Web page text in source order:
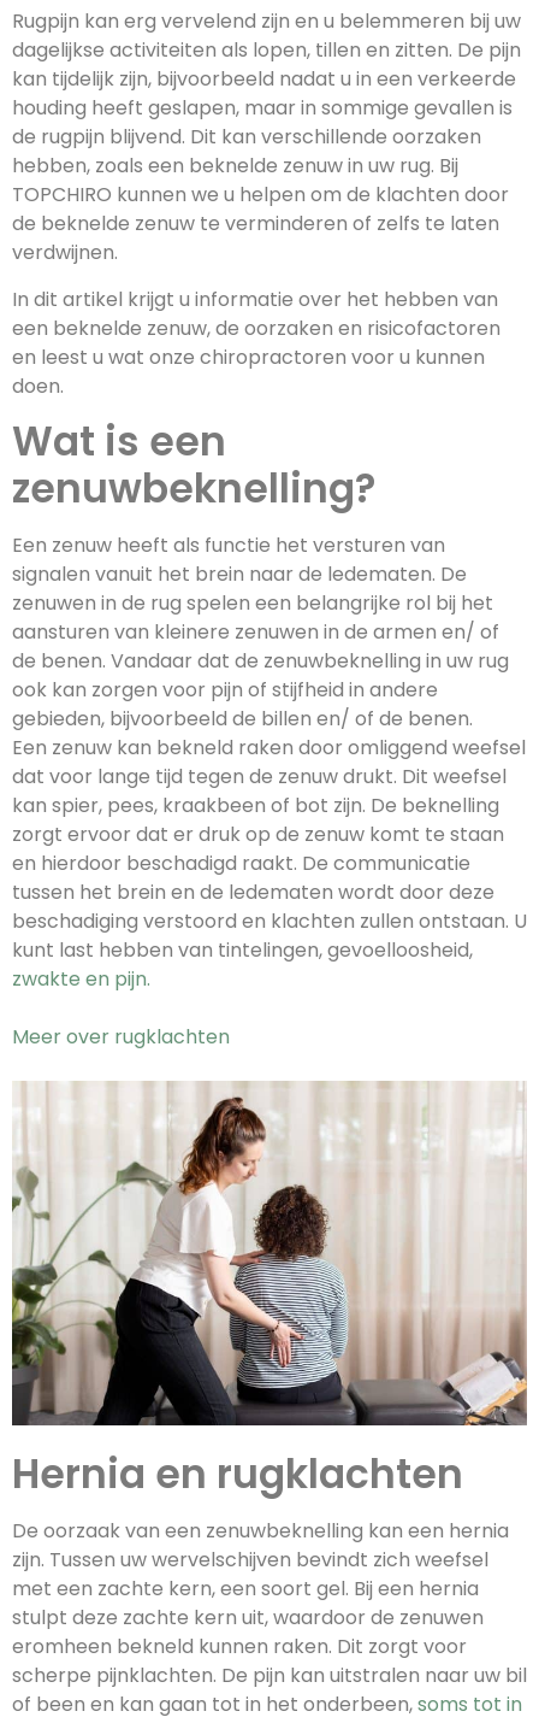
Rugpijn kan erg vervelend zijn en u belemmeren bij uw
dagelijkse activiteiten als lopen, tillen en zitten. De pijn
kan tijdelijk zijn, bijvoorbeeld nadat u in een verkeerde
houding heeft geslapen, maar in sommige gevallen is
de rugpijn blijvend. Dit kan verschillende oorzaken
hebben, zoals een beknelde zenuw in uw rug. Bij
TOPCHIRO kunnen we u helpen om de klachten door
de beknelde zenuw te verminderen of zelfs te laten
verdwijnen.
In dit artikel krijgt u informatie over het hebben van
een beknelde zenuw, de oorzaken en risicofactoren
en leest u wat onze chiropractoren voor u kunnen
doen.
Wat is een
zenuwbeknelling?
Een zenuw heeft als functie het versturen van
signalen vanuit het brein naar de ledematen. De
zenuwen in de rug spelen een belangrijke rol bij het
aansturen van kleinere zenuwen in de armen en/ of
de benen. Vandaar dat de zenuwbeknelling in uw rug
ook kan zorgen voor pijn of stijfheid in andere
gebieden, bijvoorbeeld de billen en/ of de benen.
Een zenuw kan bekneld raken door omliggend weefsel
dat voor lange tijd tegen de zenuw drukt. Dit weefsel
kan spier, pees, kraakbeen of bot zijn. De beknelling
zorgt ervoor dat er druk op de zenuw komt te staan
en hierdoor beschadigd raakt. De communicatie
tussen het brein en de ledematen wordt door deze
beschadiging verstoord en klachten zullen ontstaan. U
kunt last hebben van tintelingen, gevoelloosheid,
zwakte en pijn.
Meer over rugklachten
Hernia en rugklachten
De oorzaak van een zenuwbeknelling kan een hernia
zijn. Tussen uw wervelschijven bevindt zich weefsel
met een zachte kern, een soort gel. Bij een hernia
stulpt deze zachte kern uit, waardoor de zenuwen
eromheen bekneld kunnen raken. Dit zorgt voor
scherpe pijnklachten. De pijn kan uitstralen naar uw bil
of been en kan gaan tot in het onderbeen,soms tot in